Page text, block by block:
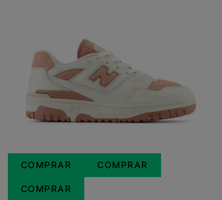
COMPRAR COMPRAR
COMPRAR